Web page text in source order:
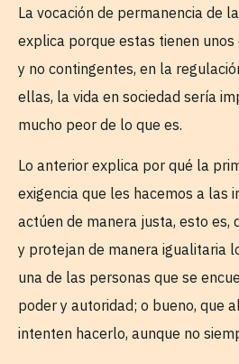
La vocación de permanencia de
explica porque estas tienen
y no contingentes, en la
ellas, la vida en sociedad sería
mucho peor de lo que es.
Lo anterior explica por qué la
exigencia que les hacemos a las
actúen de manera justa, esto es,
y protejan de manera igualitaria
una de las personas que se
poder y autoridad; o bueno, que
intenten hacerlo, aunque no